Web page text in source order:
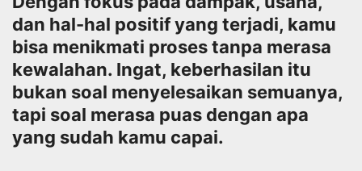
dan hal-hal positif yang terjadi, kamu
bisa menikmati proses tanpa merasa
kewalahan. Ingat, keberhasilan itu
bukan soal menyelesaikan semuanya,
tapi soal merasa puas dengan apa
yang sudah kamu capai.